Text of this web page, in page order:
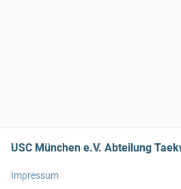
USC München e.V. Abteilung
Impressum